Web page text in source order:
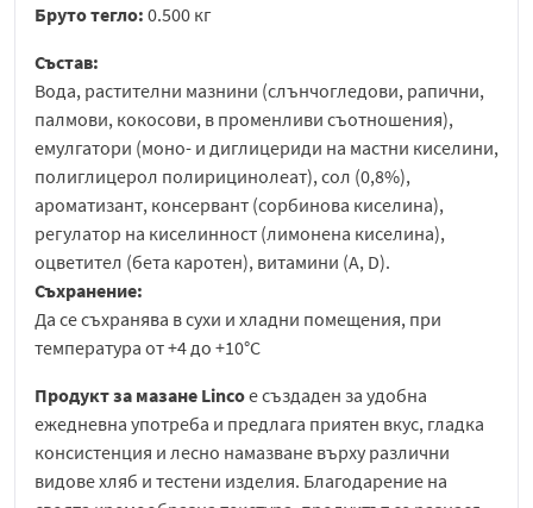
Бруто тегло: 0.500 кг
Състав:
Вода, растителни мазнини (слънчогледови, рапични,
палмови, кокосови, в променливи съотношения),
емулгатори (моно- и диглицериди на мастни киселини,
полиглицерол полирицинолеат), сол (0,8%),
ароматизант, консервант (сорбинова киселина),
регулатор на киселинност (лимонена киселина),
оцветител (бета каротен), витамини (A, D).
Съхранение:
Да се съхранява в сухи и хладни помещения, при
температура от +4 до +10°C
Продукт за мазане Lincoе създаден за удобна
ежедневна употреба и предлага приятен вкус, гладка
консистенция и лесно намазване върху различни
видове хляб и тестени изделия. Благодарение на